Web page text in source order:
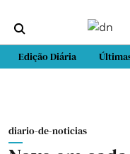
Edição Diária
diario-de-noticias